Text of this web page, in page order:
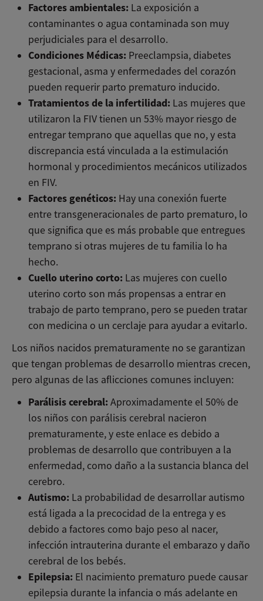
Factores ambientales: La exposición a
contaminantes o agua contaminada son muy
perjudiciales para el desarrollo.
Condiciones Médicas: Preeclampsia, diabetes
gestacional, asma y enfermedades del corazón
pueden requerir parto prematuro inducido.
Tratamientos de la infertilidad: Las mujeres que
utilizaron la FIV tienen un 53% mayor riesgo de
entregar temprano que aquellas que no, y esta
discrepancia está vinculada a la estimulación
hormonal y procedimientos mecánicos utilizados
en FIV.
Factores genéticos: Hay una conexión fuerte
entre transgeneracionales de parto prematuro, lo
que significa que es más probable que entregues
temprano si otras mujeres de tu familia lo ha
hecho.
Cuello uterino corto: Las mujeres con cuello
uterino corto son más propensas a entrar en
trabajo de parto temprano, pero se pueden tratar
con medicina o un cerclaje para ayudar a evitarlo.
Los niños nacidos prematuramente no se garantizan
que tengan problemas de desarrollo mientras crecen,
pero algunas de las aflicciones comunes incluyen:
Parálisis cerebral: Aproximadamente el 50% de
los niños con parálisis cerebral nacieron
prematuramente, y este enlace es debido a
problemas de desarrollo que contribuyen a la
enfermedad, como daño a la sustancia blanca del
cerebro.
Autismo: La probabilidad de desarrollar autismo
está ligada a la precocidad de la entrega y es
debido a factores como bajo peso al nacer,
infección intrauterina durante el embarazo y daño
cerebral de los bebés.
Epilepsia: El nacimiento prematuro puede causar
epilepsia durante la infancia o más adelante en